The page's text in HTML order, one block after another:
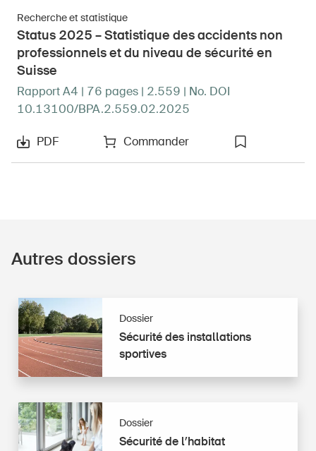
Recherche et statistique
Status 2025 – Statistique des accidents non
professionnels et du niveau de sécurité en
Suisse
Rapport A4 | 76 pages | 2.559 | No. DOI
10.13100/BPA.2.559.02.2025
PDF Commander
Autres dossiers
Sécurité des installations
sportives
Dossier
Sécurité
des
installations
sportives
Sécurité de l’habitat
Dossier
Sécurité
de